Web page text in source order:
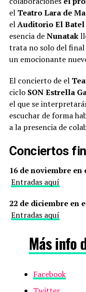
elTeatro Lara de
elAuditorio El Batel
esencia deNunatak
trata no solo del final
un emocionante
El concierto de el
ciclo SON Estrella
el que se
escuchar de forma
a la presencia de
Conciertos
16 de noviembre
Entradas aquí
22 de diciembre en
Entradas aquí
Más info
Facebook